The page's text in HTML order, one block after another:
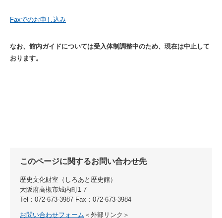
Faxでのお申し込み
なお、館内ガイドについては受入体制調整中のため、現在は中止して
おります。
このページに関するお問い合わせ先
歴史文化財室
しろあと歴史館
大阪府高槻市城内町1-7
Tel：072-673-3987 Fax：072-673-3984
お問い合わせフォーム ＜外部リンク＞